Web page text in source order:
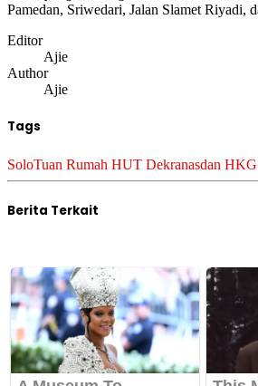
Pamedan, Sriwedari, Jalan Slamet Riyadi,
Editor
Ajie
Author
Ajie
Tags
SoloTuan Rumah HUT Dekranasdan
Berita Terkait